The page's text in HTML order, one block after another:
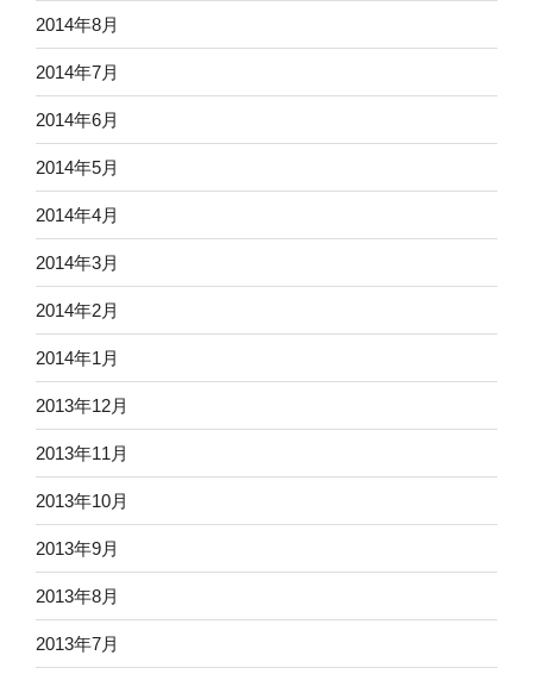
2014年8月
2014年7月
2014年6月
2014年5月
2014年4月
2014年3月
2014年2月
2014年1月
2013年12月
2013年11月
2013年10月
2013年9月
2013年8月
2013年7月